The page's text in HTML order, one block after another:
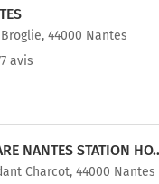
Broglie, 44000 Nantes
avis
HÔTEL DE LA GARE
Charcot, 44000 Nantes